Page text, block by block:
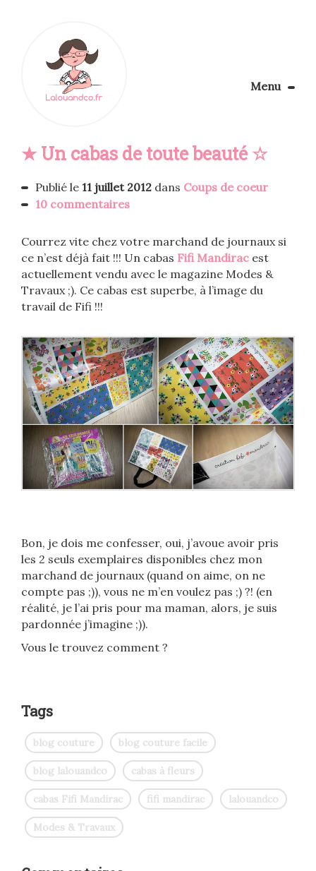
Menu
Apprendre la couture
Personnalisez vos tissus
★ Un cabas de toute beauté ☆
Publié le 11 juillet 2012 dans Coups de coeur
10 commentaires
Courrez vite chez votre marchand de journaux si
ce n’est déjà fait !!! Un cabas Fifi Mandirac est
actuellement vendu avec le magazine Modes &
Travaux ;). Ce cabas est superbe, à l’image du
travail de Fifi !!!
Bon, je dois me confesser, oui, j’avoue avoir pris
les 2 seuls exemplaires disponibles chez mon
marchand de journaux (quand on aime, on ne
compte pas ;)), vous ne m’en voulez pas ;) ?! (en
réalité, je l’ai pris pour ma maman, alors, je suis
pardonnée j’imagine ;)).
Vous le trouvez comment ?
Tags
blog couture blog couture facile
blog lalouandco cabas à fleurs
cabas Fifi Mandirac fifi mandirac lalouandco
Modes & Travaux